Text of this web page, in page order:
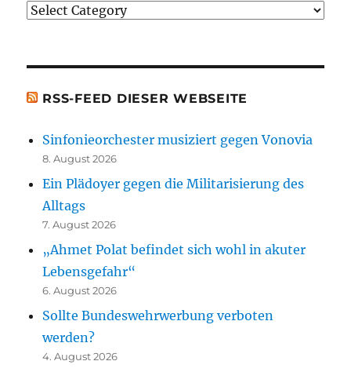
erwähnten
Justiz
RSS-FEED DIESER WEBSEITE
Sinfonieorchester musiziert gegen Vonovia
8. August 2026
Ein Plädoyer gegen die Militarisierung des
Alltags
7. August 2026
„Ahmet Polat befindet sich wohl in akuter
Lebensgefahr“
6. August 2026
Sollte Bundeswehrwerbung verboten
werden?
4. August 2026